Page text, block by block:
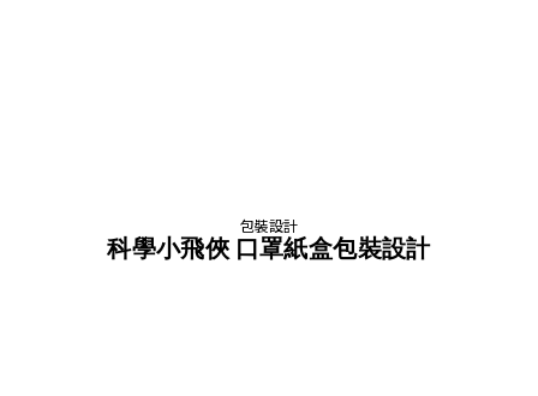
包裝設計
科學小飛俠 口罩紙盒包裝設計